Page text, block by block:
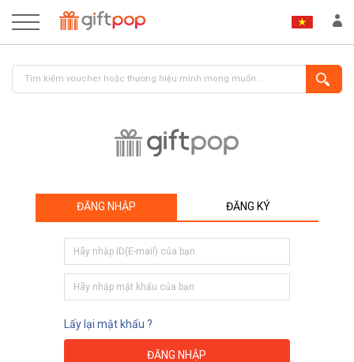
ĐĂNG NHẬP ĐĂNG KÝ
Lấy lại mật khẩu ?